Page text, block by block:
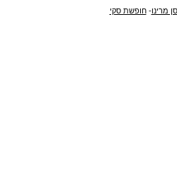
סן מרינו-חופשת סקי